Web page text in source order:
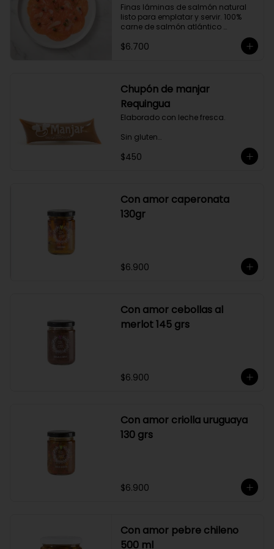
gourmet a tus comidas.
Finas láminas de salmón natural
listo para emplatar y servir. 100%
carne de salmón atlántico
Producto sellado al vacío y
congelado.
$6.700
Chupón de manjar
Requingua
Elaborado con leche fresca.
Sin gluten
Sin Saborizantes
$450
Con amor caperonata
130gr
$6.900
Con amor cebollas al
merlot 145 grs
$6.900
Con amor criolla uruguaya
130 grs
$6.900
Con amor pebre chileno
500 ml